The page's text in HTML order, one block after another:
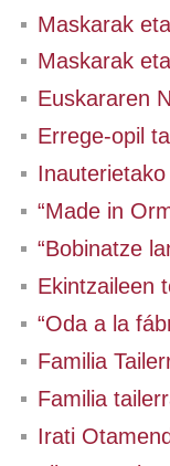
Maskarak
Maskarak
Euskararen
Errege-opil
“Made in
“Bobinatze
Ekintzaileen
“Oda a la
Familia
Familia
Irati